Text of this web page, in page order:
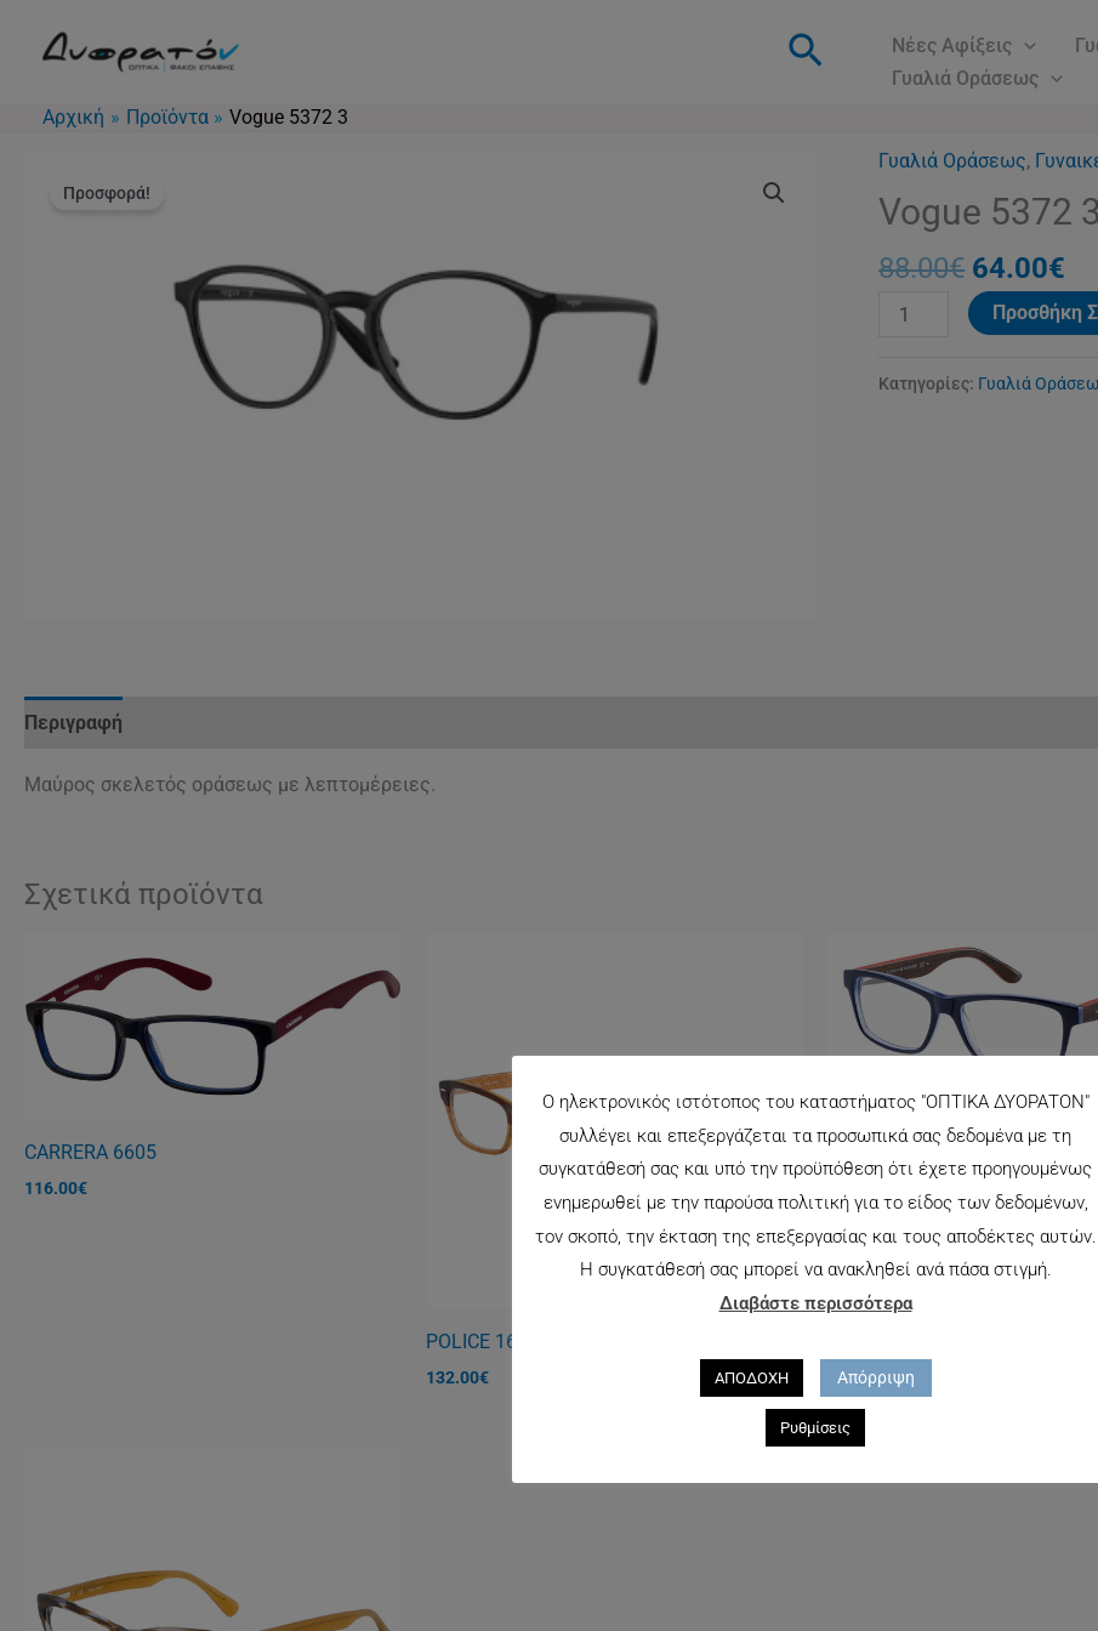
Αναζήτηση
Νέες Αφίξεις
Γυαλιά Οράσεως
Αρχική
Προϊόντα Vogue 5372 3
Προσφορά!
Γυαλιά Οράσεως,
Vogue 5372 3
88.00€
Original
price
was:
88.00€.
64.00€
Η
Vogue
5372
3
ποσότητα
Προσθήκη
Κατηγορίες: Γυαλιά
Περιγραφή
Μαύρος σκελετός οράσεως με λεπτομέρειες.
Σχετικά προϊόντα
CARRERA 6605
116.00€
POLICE 1697 W
132.00€
TOMMY HILFIGER 1244
140.00€
Ο ηλεκτρονικός ιστότοπος του καταστήματος "ΟΠΤΙΚΑ ΔΥΟΡΑΤΟΝ"
συλλέγει και επεξεργάζεται τα προσωπικά σας δεδομένα με τη
συγκατάθεσή σας και υπό την προϋπόθεση ότι έχετε προηγουμένως
ενημερωθεί με την παρούσα πολιτική για το είδος των δεδομένων,
τον σκοπό, την έκταση της επεξεργασίας και τους αποδέκτες αυτών.
Η συγκατάθεσή σας μπορεί να ανακληθεί ανά πάσα στιγμή.
Διαβάστε περισσότερα
ΑΠΟΔΟΧΗ Απόρριψη
Ρυθμίσεις